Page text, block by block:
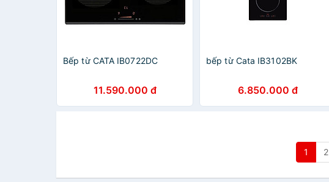
Bếp từ CATA IB0722DC
11.590.000 đ
bếp từ Cata IB3102BK
6.850.000 đ
1 2